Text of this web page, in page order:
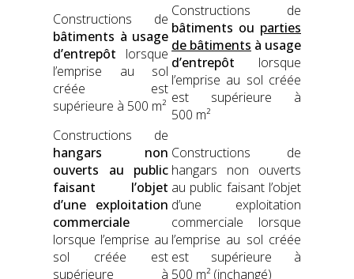
Con­struc­tions de
bâti­ments à usage
d’en­tre­pôt lorsque
l’emprise au sol
créée est
supérieure à 500 m²
Con­struc­tions de
bâti­ments ou par­ties
de bâti­ments à usage
d’en­tre­pôt lorsque
l’emprise au sol créée
est supérieure à
500 m²
Con­struc­tions de
hangars non
ouverts au pub­lic
faisant l’ob­jet
d’une exploita­tion
com­mer­ciale
lorsque l’emprise au
sol créée est
supérieure à
Con­struc­tions de
hangars non ouverts
au pub­lic faisant l’ob­jet
d’une exploita­tion
com­mer­ciale lorsque
l’emprise au sol créée
est supérieure à
500 m² (inchangé)